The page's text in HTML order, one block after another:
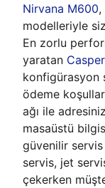
Nirvana M600,
modelleriyle
En zorlu
yaratan
konfigürasyon
ödeme
ağı ile
masaüstü
güvenilir
servis, jet
çekerken